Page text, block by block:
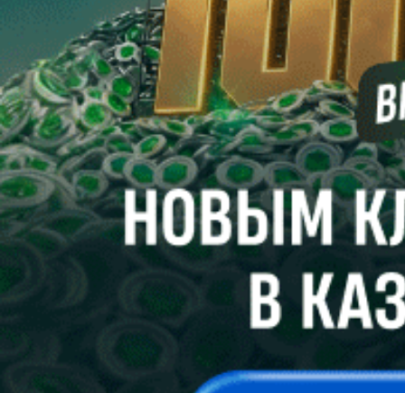
Я принимаю условияпользовательского соглашенияи
согласен на обработку персональных данных согласно
политике конфиденциальности
Создать аккаунт
восстановление пароля
Вам будет отправлена ссылка для восстановления доступа
Отправить
Неавторизованные пользователи не могут оставлять
войдите или зарегистрируйтесь